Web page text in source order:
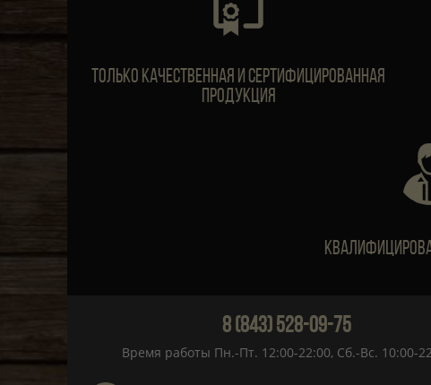
Только качественная и сертифицированная
продукция
8 (843) 528-09-75
Время работы Пн.-Пт. 12:00-22:00, Сб.-Вс. 10:00-